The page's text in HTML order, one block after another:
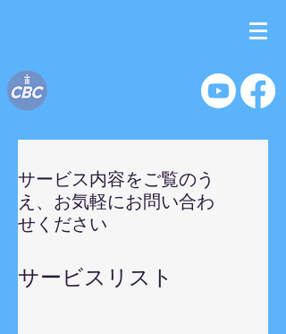
サービス内容をご覧のう
え、お気軽にお問い合わ
せください
サービスリスト